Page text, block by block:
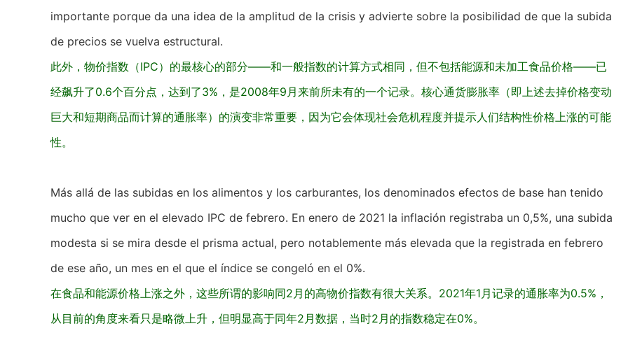
importante porque da una idea de la amplitud de la crisis y advierte sobre la posibilidad de que la subida
de precios se vuelva estructural.
此外，物价指数（IPC）的最核心的部分——和一般指数的计算方式相同，但不包括能源和未加工食品价格——已
经飙升了0.6个百分点，达到了3%，是2008年9月来前所未有的一个记录。核心通货膨胀率（即上述去掉价格变动
巨大和短期商品而计算的通胀率）的演变非常重要，因为它会体现社会危机程度并提示人们结构性价格上涨的可能
性。
Más allá de las subidas en los alimentos y los carburantes, los denominados efectos de base han tenido
mucho que ver en el elevado IPC de febrero. En enero de 2021 la inflación registraba un 0,5%, una subida
modesta si se mira desde el prisma actual, pero notablemente más elevada que la registrada en febrero
de ese año, un mes en el que el índice se congeló en el 0%.
在食品和能源价格上涨之外，这些所谓的影响同2月的高物价指数有很大关系。2021年1月记录的通胀率为0.5%，
从目前的角度来看只是略微上升，但明显高于同年2月数据，当时2月的指数稳定在0%。